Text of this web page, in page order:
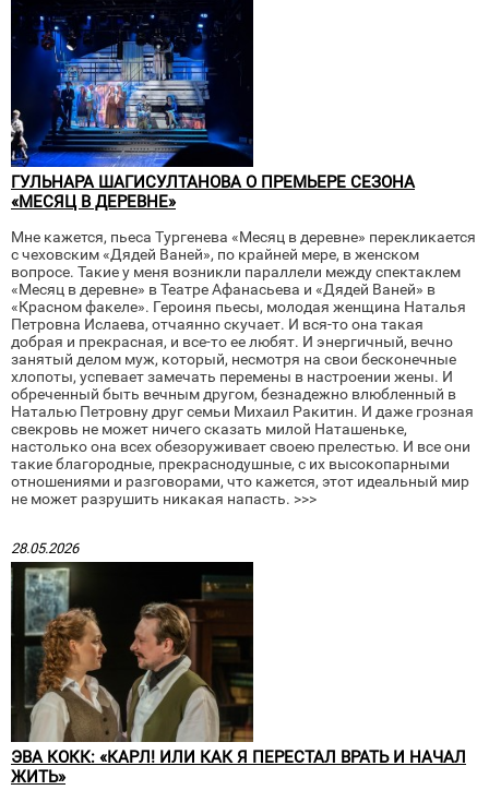
ГУЛЬНАРА ШАГИСУЛТАНОВА О ПРЕМЬЕРЕ СЕЗОНА
«МЕСЯЦ В ДЕРЕВНЕ»
Мне кажется, пьеса Тургенева «Месяц в деревне» перекликается
с чеховским «Дядей Ваней», по крайней мере, в женском
вопросе. Такие у меня возникли параллели между спектаклем
«Месяц в деревне» в Театре Афанасьева и «Дядей Ваней» в
«Красном факеле». Героиня пьесы, молодая женщина Наталья
Петровна Ислаева, отчаянно скучает. И вся-то она такая
добрая и прекрасная, и все-то ее любят. И энергичный, вечно
занятый делом муж, который, несмотря на свои бесконечные
хлопоты, успевает замечать перемены в настроении жены. И
обреченный быть вечным другом, безнадежно влюбленный в
Наталью Петровну друг семьи Михаил Ракитин. И даже грозная
свекровь не может ничего сказать милой Наташеньке,
настолько она всех обезоруживает своею прелестью. И все они
такие благородные, прекраснодушные, с их высокопарными
отношениями и разговорами, что кажется, этот идеальный мир
не может разрушить никакая напасть. >>>
28.05.2026
ЭВА КОКК: «КАРЛ! ИЛИ КАК Я ПЕРЕСТАЛ ВРАТЬ И НАЧАЛ
ЖИТЬ»